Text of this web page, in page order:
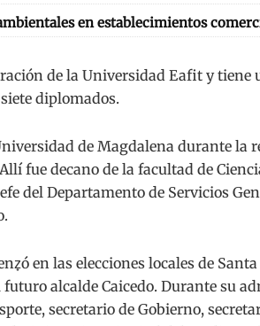
en establecimientos
de la Universidad Eafit y tiene
diplomados.
de Magdalena durante la
fue decano de la facultad de
del Departamento de Servicios
en las elecciones locales de Santa
futuro alcalde Caicedo. Durante su
secretario de Gobierno,